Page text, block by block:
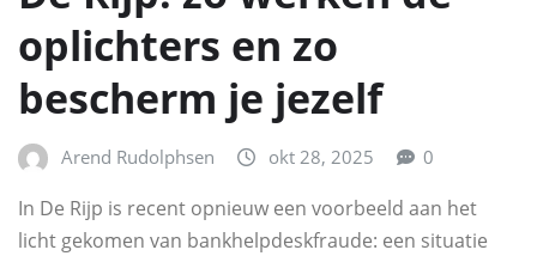
oplichters en zo
bescherm je jezelf
Arend Rudolphsen okt 28, 2025 0
In De Rijp is recent opnieuw een voorbeeld aan het
licht gekomen van bankhelpdeskfraude: een situatie